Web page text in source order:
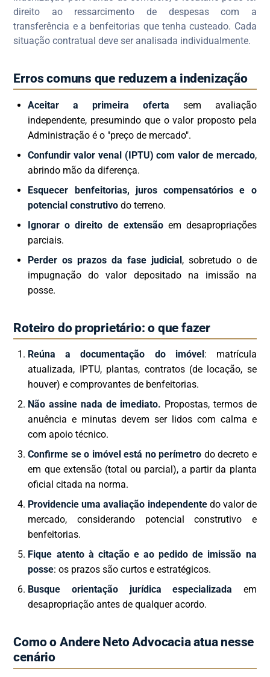
direito ao ressarcimento de despesas com a
transferência e a benfeitorias que tenha custeado. Cada
situação contratual deve ser analisada individualmente.
Erros comuns que reduzem a indenização
Aceitar a primeira oferta sem avaliação
independente, presumindo que o valor proposto pela
Administração é o "preço de mercado".
Confundir valor venal (IPTU) com valor de mercado,
abrindo mão da diferença.
Esquecer benfeitorias, juros compensatórios e o
potencial construtivo do terreno.
Ignorar o direito de extensãoem desapropriações
parciais.
Perder os prazos da fase judicial, sobretudo o de
impugnação do valor depositado na imissão na
posse.
Roteiro do proprietário: o que fazer
Reúna a documentação do imóvel : matrícula
atualizada, IPTU, plantas, contratos (de locação, se
houver) e comprovantes de benfeitorias.
Não assine nada de imediato. Propostas, termos de
anuência e minutas devem ser lidos com calma e
com apoio técnico.
Confirme se o imóvel está no perímetro do decreto e
em que extensão (total ou parcial), a partir da planta
oficial citada na norma.
Providencie uma avaliação independentedo valor de
mercado, considerando potencial construtivo e
benfeitorias.
Fique atento à citação e ao pedido de imissão na
posse: os prazos são curtos e estratégicos.
Busque orientação jurídica especializada em
desapropriação antes de qualquer acordo.
Como o Andere Neto Advocacia atua nesse
cenário